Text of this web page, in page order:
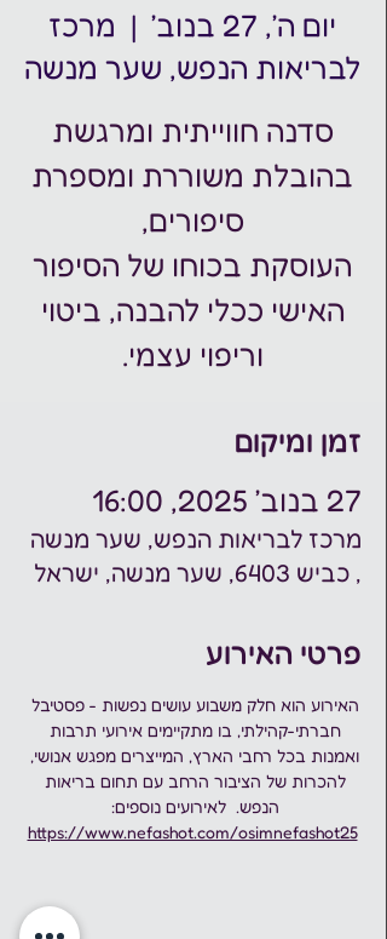
יום ה׳, 27 בנוב׳
  |
מרכז
לבריאות הנפש, שער מנשה
סדנה חווייתית ומרגשת
בהובלת משוררת ומספרת
העוסקת בכוחו של הסיפור
האישי ככלי להבנה, ביטוי
וריפוי עצמי.
זמן ומיקום
27 בנוב׳ 2025, 16:00
מרכז לבריאות הנפש, שער מנשה
, כביש 6403, שער מנשה, ישראל
פרטי האירוע
האירוע הוא חלק משבוע עושים נפשות - פסטיבל
חברתי-קהילתי, בו מתקיימים אירועי תרבות
ואמנות בכל רחבי הארץ, המייצרים מפגש אנושי,
להכרות של הציבור הרחב עם תחום בריאות
הנפש.  לאירועים נוספים:
https://www.nefashot.com/osimnefashot25